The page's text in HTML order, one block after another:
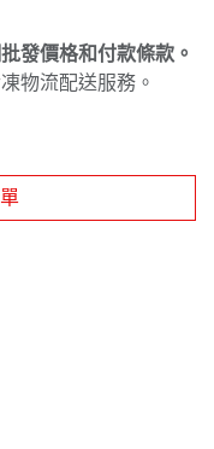
發價格和付款條款。
物流配送服務。